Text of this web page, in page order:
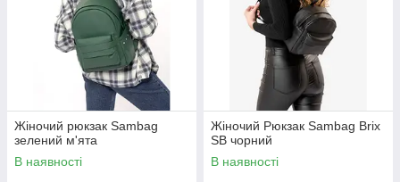
Жіночий рюкзак Sambag
зелений м'ята
В наявності
Жіночий Рюкзак Sambag Brix
SB чорний
В наявності